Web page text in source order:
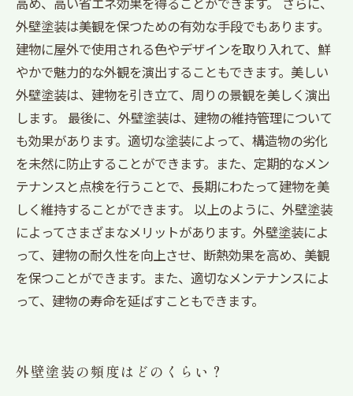
外壁塗装は美観を保つための有効な手段でもあります。
建物に屋外で使用される色やデザインを取り入れて、鮮
やかで魅力的な外観を演出することもできます。美しい
外壁塗装は、建物を引き立て、周りの景観を美しく演出
します。 最後に、外壁塗装は、建物の維持管理について
も効果があります。適切な塗装によって、構造物の劣化
を未然に防止することができます。また、定期的なメン
テナンスと点検を行うことで、長期にわたって建物を美
しく維持することができます。 以上のように、外壁塗装
によってさまざまなメリットがあります。外壁塗装によ
って、建物の耐久性を向上させ、断熱効果を高め、美観
を保つことができます。また、適切なメンテナンスによ
って、建物の寿命を延ばすこともできます。
外壁塗装の頻度はどのくらい？